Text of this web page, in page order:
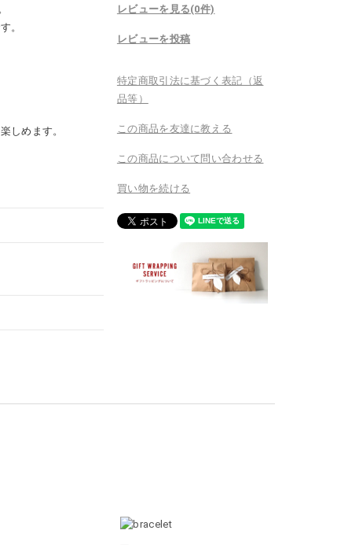
。
しめます。
レビューを見る(0件)
レビューを投稿
特定商取引法に基づく表記（返
品等）
この商品を友達に教える
この商品について問い合わせる
買い物を続ける